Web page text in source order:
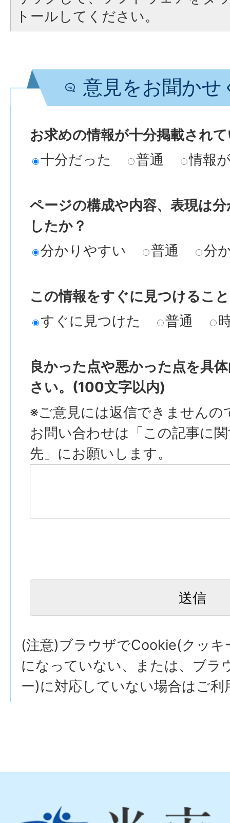
トールしてください。
意見をお聞かせ
お求めの情報が十分掲載され
十分だった
普通 情報
ページの構成や内容、表現は
したか？
分かりやすい
普通 分
この情報をすぐに見つけるこ
すぐに見つけた
普通
良かった点や悪かった点を具
さい。(100文字以内)
※ご意見には返信できませんの
お問い合わせは「この記事に
先」にお願いします。
(注意)ブラウザでCookie(クッキ
になっていない、または、ブラ
ー)に対応していない場合はご利